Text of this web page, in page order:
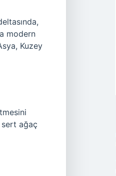
modern
Kuzey
ağaç